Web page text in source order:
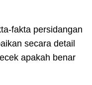
fakta persidangan
secara detail
apakah benar